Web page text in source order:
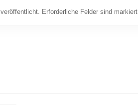
Erforderliche Felder sind markiert